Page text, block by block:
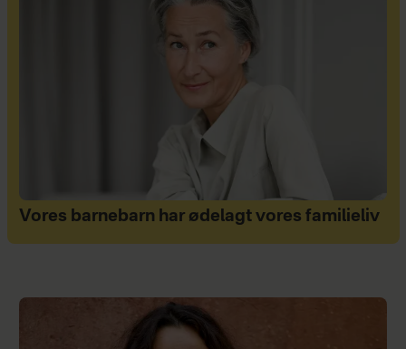
Vores barnebarn har ødelagt vores familieliv